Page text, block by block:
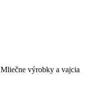
Mliečne výrobky a vajcia